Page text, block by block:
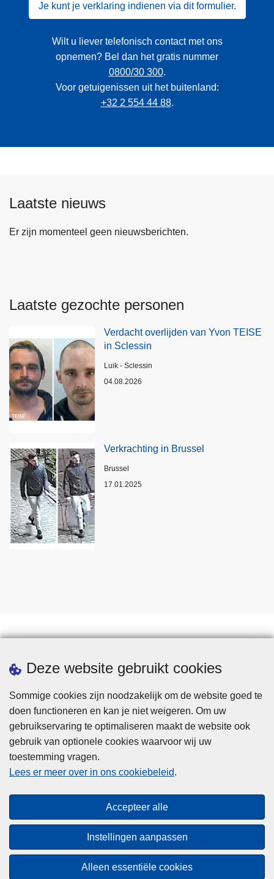
Deze website gebruikt cookies
Sommige cookies zijn noodzakelijk om de website goed te
doen functioneren en kan je niet weigeren. Om uw
gebruikservaring te optimaliseren maakt de website ook
gebruik van optionele cookies waarvoor wij uw
toestemming vragen.
Lees er meer over in ons cookiebeleid.
Accepteer alle
Instellingen aanpassen
Alleen essentiële cookies
Je kunt je verklaring indienen via dit formulier.
Wilt u liever telefonisch contact met ons
opnemen? Bel dan het gratis nummer
0800/30 300.
Voor getuigenissen uit het buitenland:
+32 2 554 44 88.
Laatste nieuws
Er zijn momenteel geen nieuwsberichten.
Laatste gezochte personen
Verdacht overlijden van Yvon TEISE
in Sclessin
Plaats
Luik - Sclessin
04.08.2026
Verkrachting in Brussel
Plaats
Brussel
17.01.2025
Privacy
Cookies
Toegankelijkheid
© 2026 Politie.be